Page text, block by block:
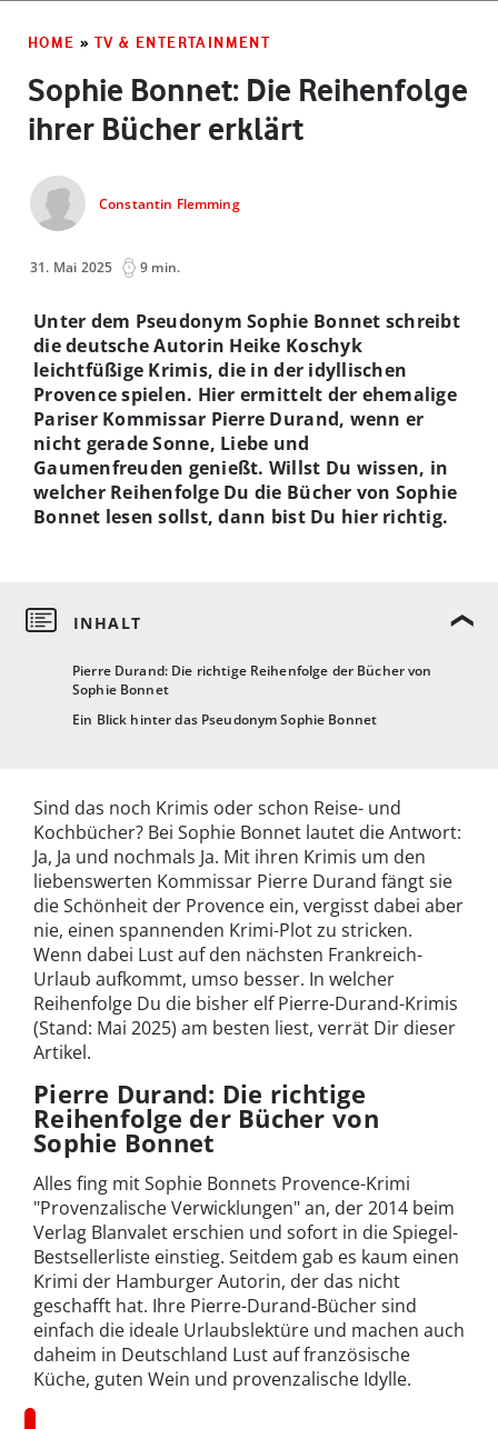
HOME » TV & ENTERTAINMENT
Sophie Bonnet: Die Reihenfolge
ihrer Bücher erklärt
Constantin Flemming
31. Mai 2025 9 min.
Pierre Durand: Die richtige Reihenfolge der Bücher von
Sophie Bonnet
Ein Blick hinter das Pseudonym Sophie Bonnet
Unter dem Pseudonym Sophie Bonnet schreibt
die deutsche Autorin Heike Koschyk
leichtfüßige Krimis, die in der idyllischen
Provence spielen. Hier ermittelt der ehemalige
Pariser Kommissar Pierre Durand, wenn er
nicht gerade Sonne, Liebe und
Gaumenfreuden genießt. Willst Du wissen, in
welcher Reihenfolge Du die Bücher von Sophie
Bonnet lesen sollst, dann bist Du hier richtig.
Sind das noch Krimis oder schon Reise- und
Kochbücher? Bei Sophie Bonnet lautet die Antwort:
Ja, Ja und nochmals Ja. Mit ihren Krimis um den
liebenswerten Kommissar Pierre Durand fängt sie
die Schönheit der Provence ein, vergisst dabei aber
nie, einen spannenden Krimi-Plot zu stricken.
Wenn dabei Lust auf den nächsten Frankreich-
Urlaub aufkommt, umso besser. In welcher
Reihenfolge Du die bisher elf Pierre-Durand-Krimis
(Stand: Mai 2025) am besten liest, verrät Dir dieser
Artikel.
Pierre Durand: Die richtige
Reihenfolge der Bücher von
Sophie Bonnet
Alles fing mit Sophie Bonnets Provence-Krimi
"Provenzalische Verwicklungen" an, der 2014 beim
Verlag Blanvalet erschien und sofort in die Spiegel-
Bestsellerliste einstieg. Seitdem gab es kaum einen
Krimi der Hamburger Autorin, der das nicht
geschafft hat. Ihre Pierre-Durand-Bücher sind
einfach die ideale Urlaubslektüre und machen auch
daheim in Deutschland Lust auf französische
Küche, guten Wein und provenzalische Idylle.